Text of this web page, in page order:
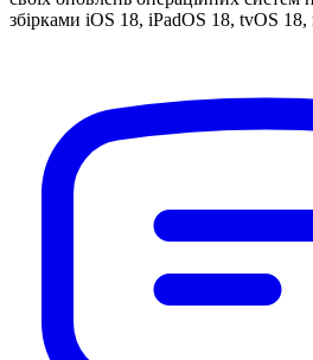
збірками iOS 18, iPadOS 18, tvOS 18,